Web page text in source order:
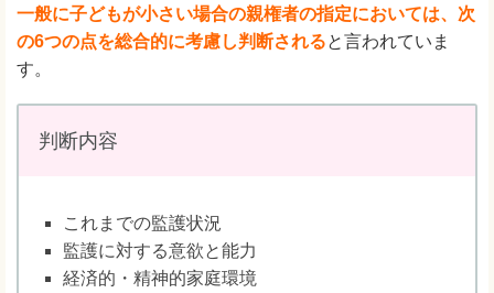
一般に子どもが小さい場合の親権者の指定においては、次
の6つの点を総合的に考慮し判断されると言われていま
す。
判断内容
これまでの監護状況
監護に対する意欲と能力
経済的・精神的家庭環境